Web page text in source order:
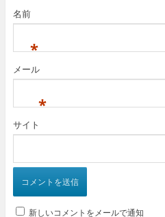
名前
*
メール
*
サイト
新しいコメントをメールで通知